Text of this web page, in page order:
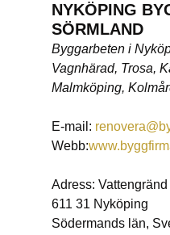
NYKÖPING
SÖRMLAND
Byggarbeten i
Vagnhärad, Trosa,
Malmköping,
E-mail:
Webb:
Adress: Vattengränd
611 31 Nyköping
Södermands län,